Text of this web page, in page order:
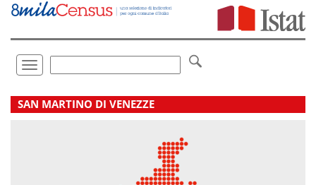
Vai
direttamente
Toggle
navigation
.
SAN MARTINO DI VENEZZE